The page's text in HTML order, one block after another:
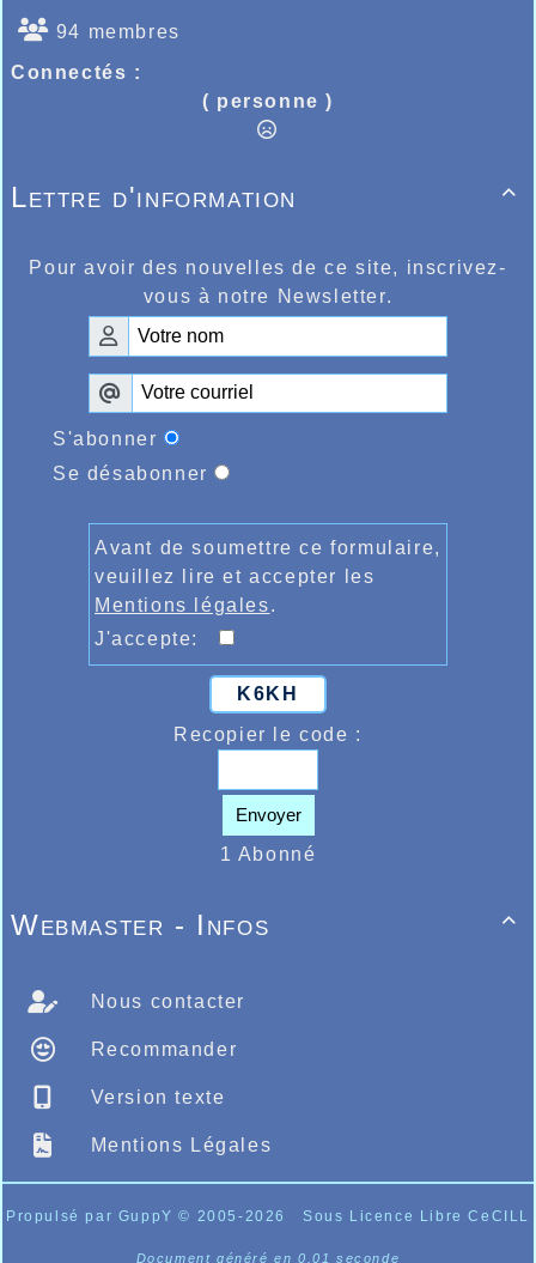
94 membres
Connectés :
( personne )

Lettre d'information
Pour avoir des nouvelles de ce site, inscrivez-
vous à notre Newsletter.
S'abonner
Se désabonner
Avant de soumettre ce formulaire,
veuillez lire et accepter les
Mentions légales.
J'accepte:
K6KH
Recopier le code :
Envoyer
1 Abonné

Webmaster - Infos
Nous contacter
Recommander
Version texte
Mentions Légales
Propulsé par GuppY© 2005-2026 Sous Licence Libre CeCILL
Document généré en 0.01 seconde